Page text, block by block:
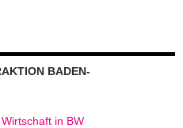
BADEN-
in BW